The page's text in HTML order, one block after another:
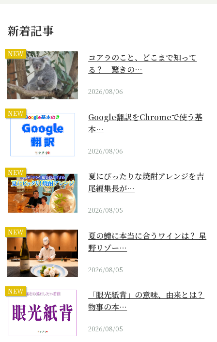
新着記事
NEW
コアラのこと、どこまで知って
る？ 驚きの…
2026/08/06
NEW
Google翻訳をChromeで使う基
本…
2026/08/06
NEW
夏にぴったりな焼酎アレンジを吉
尾編集長が…
2026/08/05
NEW
夏の鱧に本当に合うワインは？ 星
野リゾー…
2026/08/05
NEW
「眼光紙背」の意味、由来とは？
物事の本…
2026/08/05